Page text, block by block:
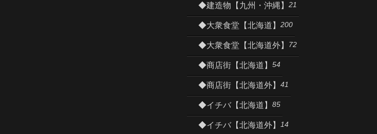
◆建造物【九州・沖縄】 21
◆大衆食堂【北海道】 200
◆大衆食堂【北海道外】 72
◆商店街【北海道】 54
◆商店街【北海道外】 41
◆イチバ【北海道】 85
◆イチバ【北海道外】 14